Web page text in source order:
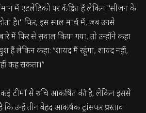
में एटलेटिको पर केंद्रित हैं लेकिन "सीज़न के
है।" फिर, इस साल मार्च में, जब उनसे
में फिर से सवाल किया गया, तो उन्होंने कहा
हैं लेकिन कहा: “शायद मैं रहूंगा, शायद नहीं,
कह सकता।”
टीमों से रुचि आकर्षित की है, लेकिन इससे
कि उन्हें तीन बेहद आकर्षक ट्रांसफर प्रस्ताव